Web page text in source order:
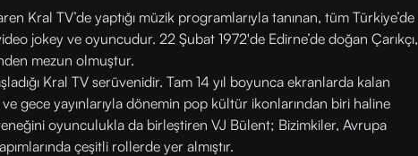
Kral TV’de yaptığı müzik programlarıyla tanınan, tüm Türkiye’de
jokey ve oyuncudur. 22 Şubat 1972'de Edirne’de doğan Çarıkçı,
mezun olmuştur.
Kral TV serüvenidir. Tam 14 yıl boyunca ekranlarda kalan
gece yayınlarıyla dönemin pop kültür ikonlarından biri haline
oyunculukla da birleştiren VJ Bülent; Bizimkiler, Avrupa
çeşitli rollerde yer almıştır.